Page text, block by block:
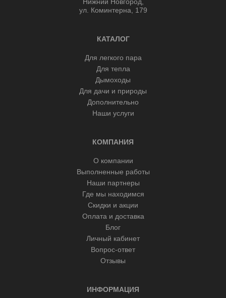
ул. Коминтерна, 179
КАТАЛОГ
Для легкого пара
Для тепла
Дымоходы
Для дачи и природы
Дополнительно
Наши услуги
КОМПАНИЯ
О компании
Выполненные работы
Наши партнеры
Где мы находимся
Скидки и акции
Оплата и доставка
Блог
Личный кабинет
Вопрос-ответ
Отзывы
ИНФОРМАЦИЯ